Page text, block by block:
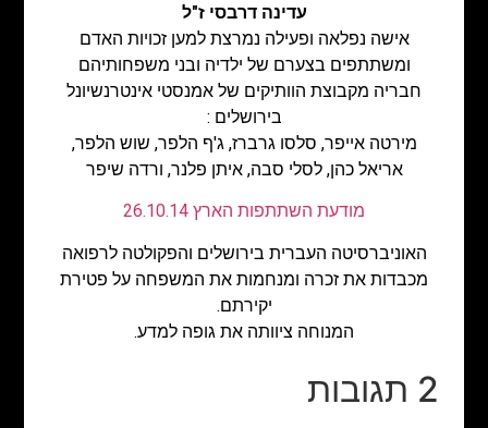
עדינה דרבסי ז"ל
אישה נפלאה ופעילה נמרצת למען זכויות האדם
ומשתתפים בצערם של ילדיה ובני משפחותיהם
חבריה מקבוצת הוותיקים של אמנסטי אינטרנשיונל
בירושלים :
מירטה אייפר, סלסו גרברז, ג'ף הלפר, שוש הלפר,
אריאל כהן, לסלי סבה, איתן פלנר, ורדה שיפר
מודעת השתתפות הארץ 26.10.14
האוניברסיטה העברית בירושלים והפקולטה לרפואה
מכבדות את זכרה ומנחמות את המשפחה על פטירת
יקירתם.
המנוחה ציוותה את גופה למדע.
2 תגובות